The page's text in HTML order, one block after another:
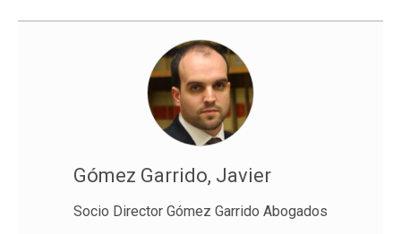
Gómez Garrido, Javier
Socio Director Gómez Garrido Abogados